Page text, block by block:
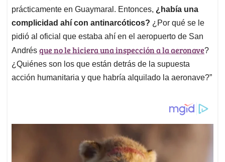
prácticamente en Guaymaral. Entonces, ¿había una
complicidad ahí con antinarcóticos? ¿Por qué se le
pidió al oficial que estaba ahí en el aeropuerto de San
Andrés que no le hiciera una inspección a la aeronave?
¿Quiénes son los que están detrás de la supuesta
acción humanitaria y que habría alquilado la aeronave?”